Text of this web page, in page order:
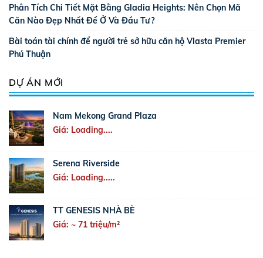
Phân Tích Chi Tiết Mặt Bằng Gladia Heights: Nên Chọn Mã
Căn Nào Đẹp Nhất Để Ở Và Đầu Tư?
Bài toán tài chính để người trẻ sở hữu căn hộ Vlasta Premier
Phú Thuận
DỰ ÁN MỚI
Nam Mekong Grand Plaza
Giá: Loading....
Serena Riverside
Giá: Loading.....
TT GENESIS NHÀ BÈ
Giá: ~ 71 triệu/m²